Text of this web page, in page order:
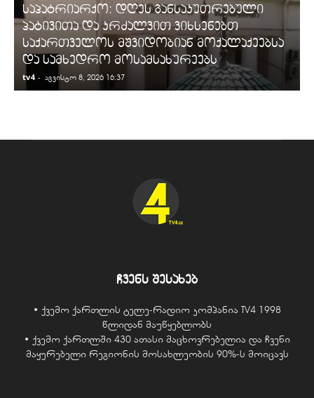
საპატრიარქო: დღეს განსაკუთრებული
პატივითა და კრძალვით ვიხსენებთ
საქართველოს მშვიდობიან მოქალაქეებსა
და სამხედრო მოსამსახურეებს
tv4 - აგვისტო 8, 2026 16:37
ჩვენს შესახებ
• ქვემო ქართლის ტელე-რადიო კომპანია TV4 1998
წლიდან მაუწყებლობს
• ქვემო ქართლში 430 ათასი მაცხოვრებელია და ჩვენი
მაყურებელი რეგიონის მოსახლეობის 90%-ს მოიცავს